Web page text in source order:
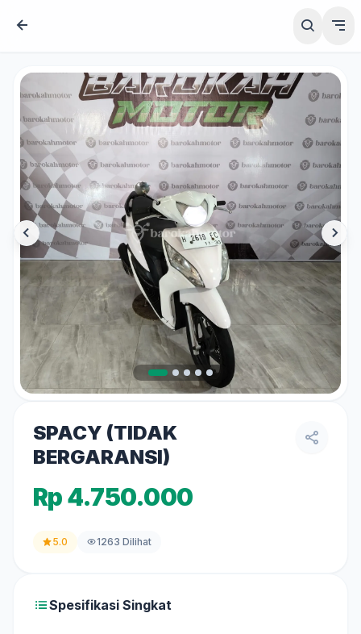
SPACY (TIDAK
BERGARANSI)
Rp 4.750.000
5.0 1263 Dilihat
Spesifikasi Singkat